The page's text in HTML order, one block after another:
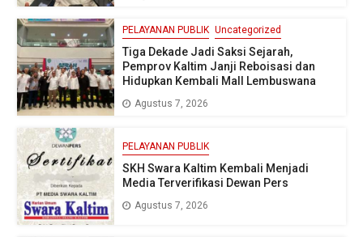
PELAYANAN PUBLIK Uncategorized
Tiga Dekade Jadi Saksi Sejarah,
Pemprov Kaltim Janji Reboisasi dan
Hidupkan Kembali Mall Lembuswana
Agustus 7, 2026
PELAYANAN PUBLIK
SKH Swara Kaltim Kembali Menjadi
Media Terverifikasi Dewan Pers
Agustus 7, 2026